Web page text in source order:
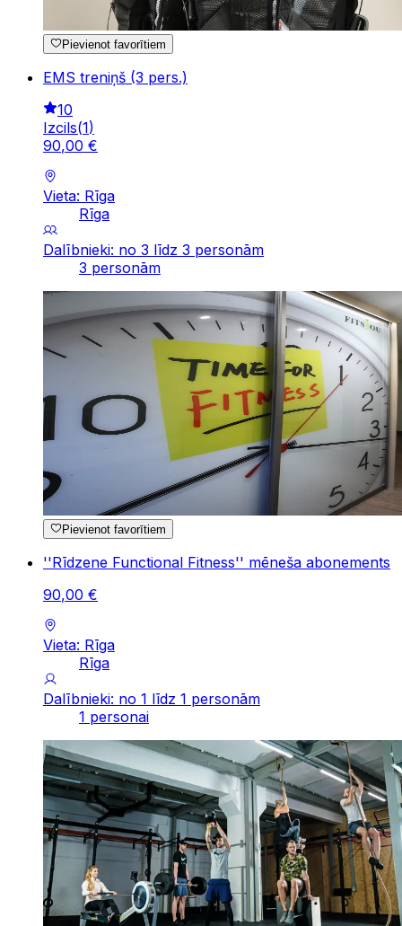
Pievienot favorītiem
EMS treniņš (3 pers.)
10
Izcils(1)
90,00 €
Vieta: Rīga
Rīga
Dalībnieki: no 3 līdz 3 personām
3 personām
Pievienot favorītiem
''Rīdzene Functional Fitness'' mēneša abonements
90,00 €
Vieta: Rīga
Rīga
Dalībnieki: no 1 līdz 1 personām
1 personai